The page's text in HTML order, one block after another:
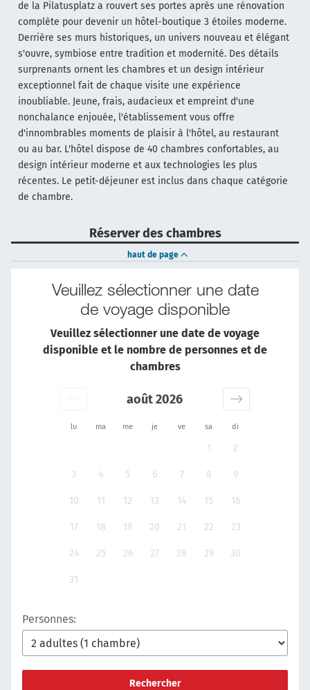
de la Pilatusplatz a rouvert ses portes après une rénovation
complète pour devenir un hôtel-boutique 3 étoiles moderne.
Derrière ses murs historiques, un univers nouveau et élégant
s'ouvre, symbiose entre tradition et modernité. Des détails
surprenants ornent les chambres et un design intérieur
exceptionnel fait de chaque visite une expérience
inoubliable. Jeune, frais, audacieux et empreint d'une
nonchalance enjouée, l'établissement vous offre
d'innombrables moments de plaisir à l'hôtel, au restaurant
ou au bar. L'hôtel dispose de 40 chambres confortables, au
design intérieur moderne et aux technologies les plus
récentes. Le petit-déjeuner est inclus dans chaque catégorie
de chambre.
Réserver des chambres
haut de page
Veuillez sélectionner une date
de voyage disponible
Veuillez sélectionner une date de voyage
disponible et le nombre de personnes et de
chambres
lu ma me je ve sa di
août 2026
1 2
3 4 5 6 7 8 9
10 11 12 13 14 15 16
17 18 19 20 21 22 23
24 25 26 27 28 29 30
31
Personnes:
Rechercher